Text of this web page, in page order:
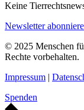
Keine
Newsletter
© 2025 Menschen
Rechte vorbehalten.
Impressum |
Spenden